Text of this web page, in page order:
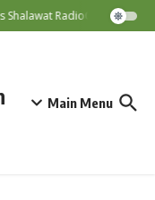
Shalawat RadioQu Bersama
Main Menu